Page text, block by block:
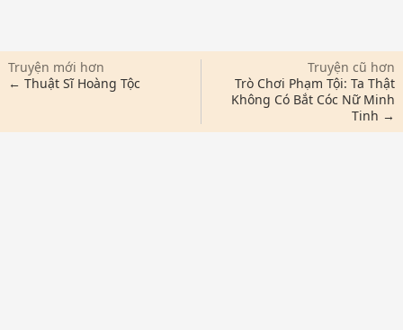
Truyện mới hơn
← Thuật Sĩ Hoàng Tộc
Truyện cũ hơn
Trò Chơi Phạm Tội: Ta Thật
Không Có Bắt Cóc Nữ Minh
Tinh →